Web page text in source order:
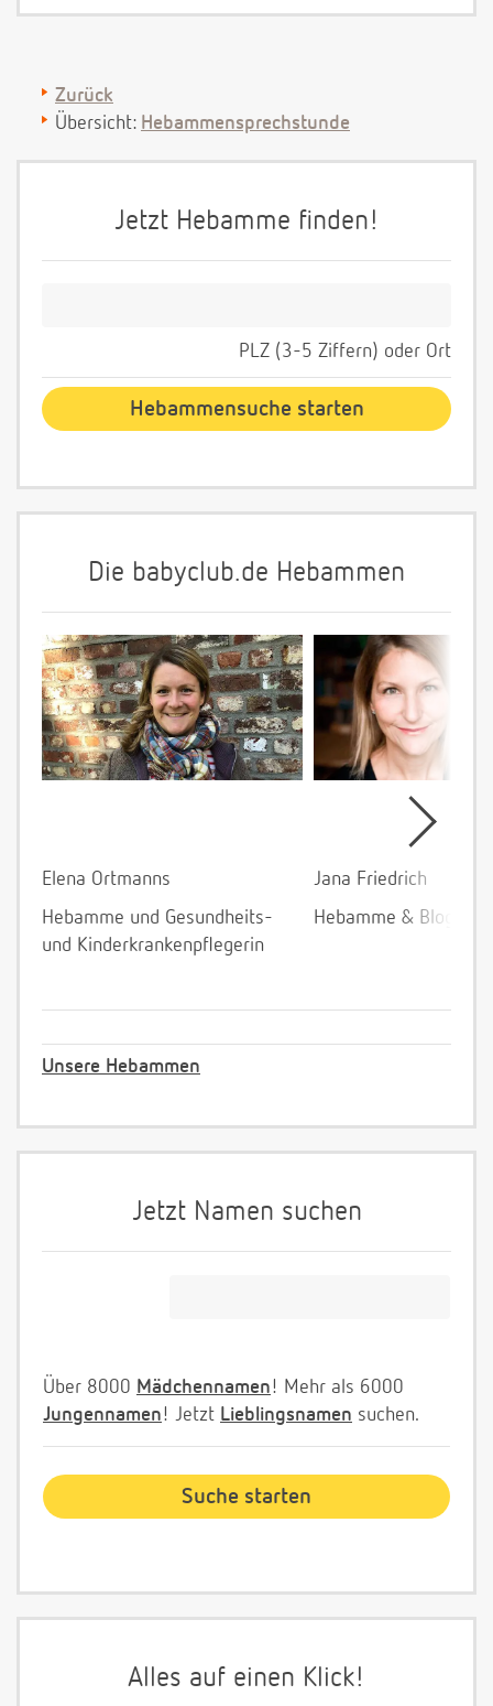
Zurück
Übersicht: Hebammensprechstunde
Jetzt Hebamme finden!
PLZ (3-5 Ziffern) oder Ort
Die babyclub.de Hebammen
Elena Ortmanns
Hebamme und Gesundheits-
und Kinderkrankenpflegerin
Jana Friedrich
Hebamme &
Unsere Hebammen
Jetzt Namen suchen
Über 8000 Mädchennamen! Mehr als 6000
Jungennamen! Jetzt Lieblingsnamen suchen.
Alles auf einen Klick!